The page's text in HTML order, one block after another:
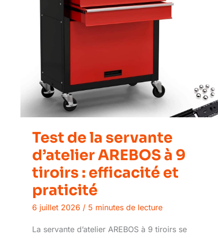
Test de la servante
d’atelier AREBOS à 9
tiroirs : efficacité et
praticité
6 juillet 2026 / 5 minutes de lecture
La servante d’atelier AREBOS à 9 tiroirs se